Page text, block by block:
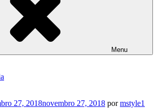
Menu
27, 2018novembro 27, 2018 pormstyle1